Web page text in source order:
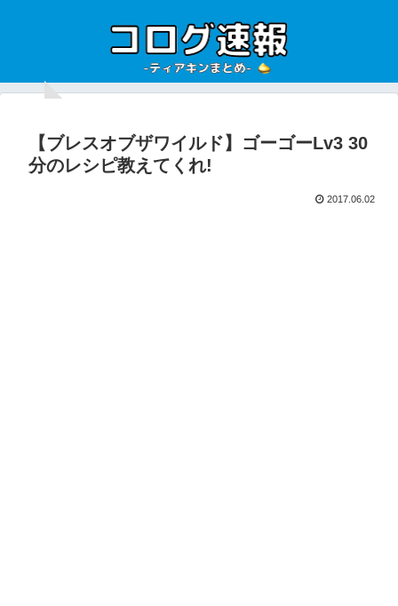
【ブレスオブザワイルド】ゴーゴーLv3 30
分のレシピ教えてくれ!
2017.06.02